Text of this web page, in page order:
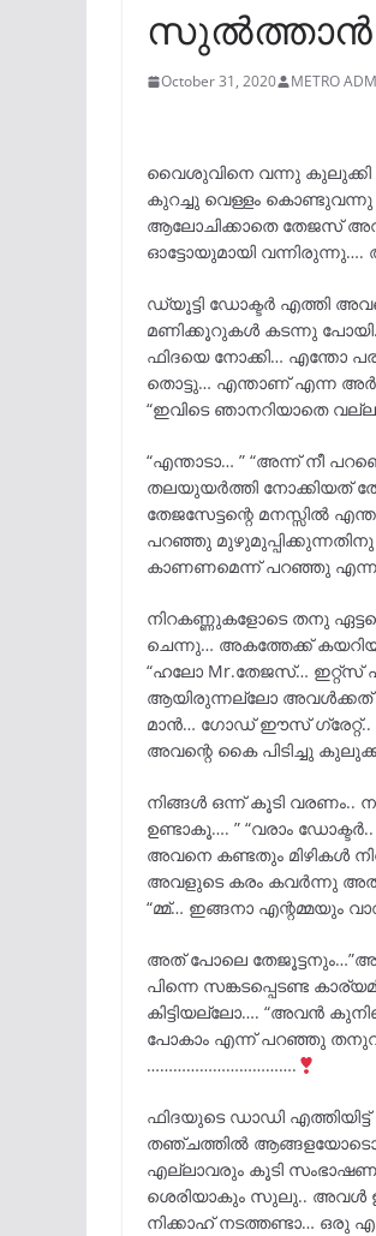
സുൽത്താൻ :
October 31, 2020 METRO
വൈശുവിനെ വന്നു കുലുക്കി
കുറച്ചു വെള്ളം
ആലോചിക്കാതെ തേജസ്‌
ഓട്ടോയുമായി
ഡ്യൂട്ടി ഡോക്ടർ എത്തി
മണിക്കൂറുകൾ കടന്നു
ഫിദയെ നോക്കി… എന്തോ
തൊട്ടു… എന്താണ് എന്ന
“ഇവിടെ ഞാനറിയാതെ
“എന്താടാ… ” “അന്ന് നീ
തലയുയർത്തി നോക്കിയത്
തേജസേട്ടന്റെ മനസ്സിൽ
പറഞ്ഞു മുഴുമുപ്പിക്കുന്നതിനു
കാണണമെന്ന് പറഞ്ഞു എന്നു
നിറകണ്ണുകളോടെ തനു
ചെന്നു… അകത്തേക്ക്
“ഹലോ Mr.തേജസ്‌… ഇറ്റ്സ് എ
ആയിരുന്നല്ലോ അവൾക്കത്
മാൻ… ഗോഡ് ഈസ്‌ ഗ്രേറ്റ്..
അവന്റെ കൈ പിടിച്ചു
നിങ്ങൾ ഒന്ന് കൂടി
ഉണ്ടാകൂ…. ” “വരാം
അവനെ കണ്ടതും മിഴികൾ
അവളുടെ കരം കവർന്നു
“മ്മ്… ഇങ്ങനാ എന്റമ്മയും
അത് പോലെ
പിന്നെ സങ്കടപ്പെടണ്ട
കിട്ടിയല്ലോ…. “അവൻ
പോകാം എന്ന് പറഞ്ഞു
…………………………….
ഫിദയുടെ ഡാഡി
തഞ്ചത്തിൽ
എല്ലാവരും കൂടി
ശെരിയാകും സുലു.. അവൾ
നിക്കാഹ് നടത്തണ്ടാ… ഒരു